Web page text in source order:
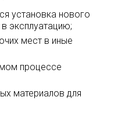
установка нового
эксплуатацию;
мест в иные
процессе
материалов для